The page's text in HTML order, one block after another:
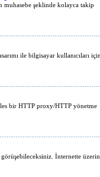
muhasebe şeklinde kolayca takip
ile bilgisayar kullanıcıları
bir HTTP proxy/HTTP yönetme
İnternette